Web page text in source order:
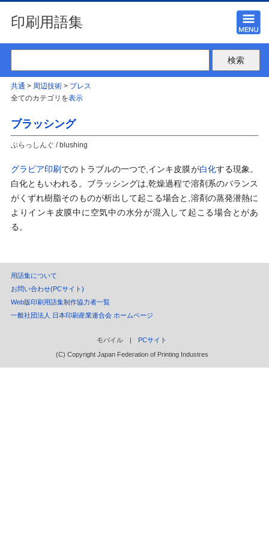
印刷用語集
共通 > 周辺技術> プレス
全てのカテゴリを表示
ブラッシング
ぶらっしんぐ / blushing
グラビア印刷 でのトラブルの一つで,インキ皮膜が白化する現象。
白化ともいわれる。ブラッシングは,乾燥過程で溶剤系のバランス
がくずれ樹脂そのものが析出して起こる場合と,溶剤の蒸発潜熱に
よりインキ皮膜中に空気中の水分が混入して起こる場合とがあ
る。
用語集について
お問い合わせ(PCサイト)
Web版印刷用語集制作協力者一覧
一般社団法人 日本印刷産業連合会 ホームページ
モバイル | PCサイト
(C) Copyright Japan Federation of Printing Industres